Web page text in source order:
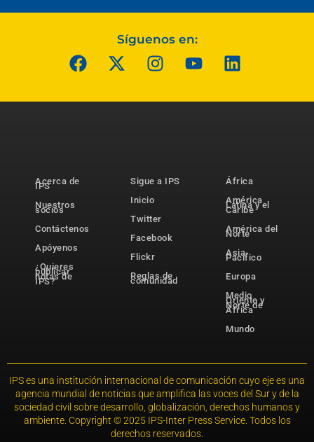
Síguenos en:
Acerca de
IPS
Nuestros
socios
Contáctenos
Apóyenos
¿Quieres
publicar
notas de
IPS?
Sigue a IPS
Inicio
Twitter
Facebook
Flickr
Reglas de
comunidad
África
América
Latina y el
Caribe
América del
Norte
Asia-
Pacífico
Europa
Medio
Oriente y
Norte de
África
Mundo
IPS es una institución internacional de comunicación cuyo eje es una
agencia mundial de noticias que amplifica las voces del Sur y de la
sociedad civil sobre desarrollo, globalización, derechos humanos y
ambiente. Copyright © 2025 IPS-Inter Press Service. Todos los
derechos reservados.